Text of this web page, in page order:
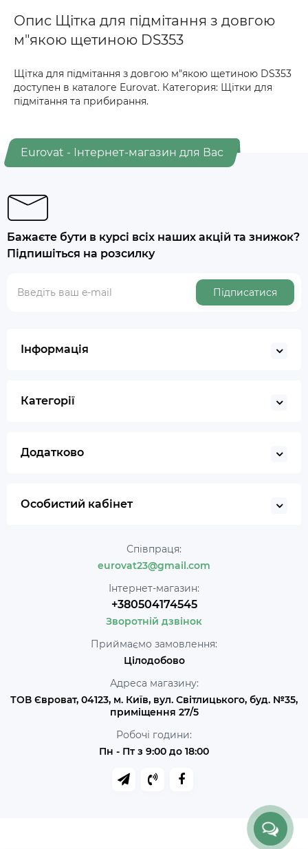
Опис Щітка для підмітання з довгою
м"якою щетиною DS353
Щітка для підмітання з довгою м"якою щетиною DS353
доступен в каталоге Eurovat. Категория: Щітки для
підмітання та прибирання.
Eurovat - Інтернет-магазин для Вас
Бажаєте бути в курсі всіх наших акцій та знижок?
Підпишіться на розсилку
Підписатися
Інформація
Категорії
Додатково
Особистий кабінет
Співпраця:
eurovat23@gmail.com
Інтернет-магазин:
+380504174545
Зворотній дзвінок
Приймаємо замовлення:
Цілодобово
Адреса магазину:
ТОВ Євроват, 04123, м. Київ, вул. Світлицького, буд. №35,
приміщення 27/5
Робочі години:
Пн - Пт з 9:00 до 18:00